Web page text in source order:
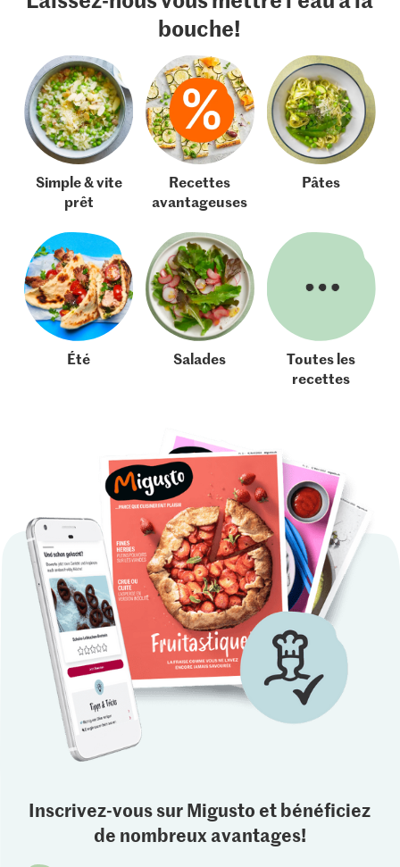
bouche!
Simple & vite
prêt
Recettes
avantageuses
Pâtes
Été Salades
Toutes les
recettes
Inscrivez-vous sur Migusto et bénéficiez
de nombreux avantages!